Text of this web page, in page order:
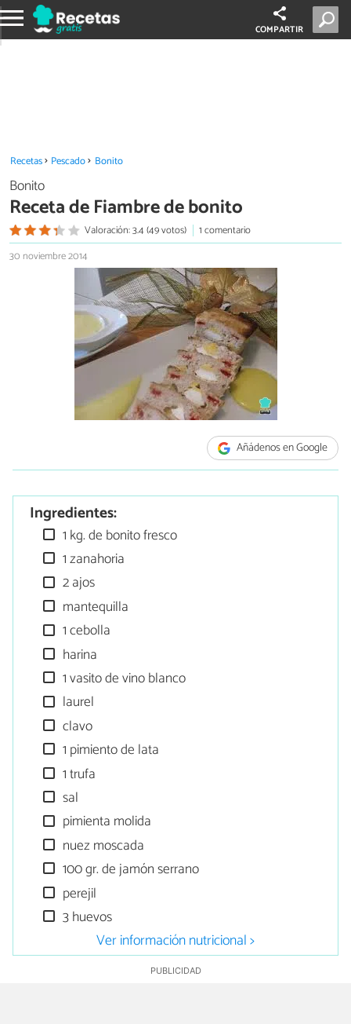
COMPARTIR
Recetas Pescado Bonito
Bonito
Receta de Fiambre de bonito
Valoración: 3.4 (49 votos)
1 comentario
30 noviembre 2014
Añádenos en Google
Ingredientes:
1 kg. de bonito fresco
1 zanahoria
2 ajos
mantequilla
1 cebolla
harina
1 vasito de vino blanco
laurel
clavo
1 pimiento de lata
1 trufa
sal
pimienta molida
nuez moscada
100 gr. de jamón serrano
perejil
3 huevos
Ver información nutricional >